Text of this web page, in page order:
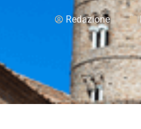
Redazione